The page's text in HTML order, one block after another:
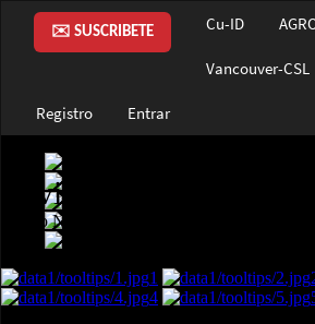
Navegación
principal
Contenido
Barra
lateral
✉️ SUSCRIBETE Cu-ID
Vancouver-CSL
Registro Entrar